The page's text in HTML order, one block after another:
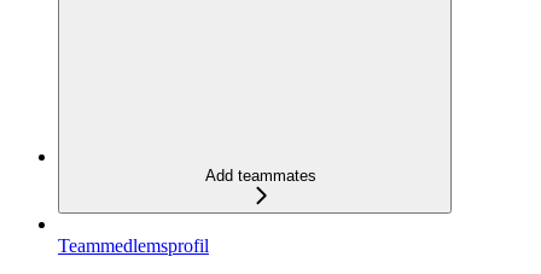
Add teammates
Teammedlemsprofil